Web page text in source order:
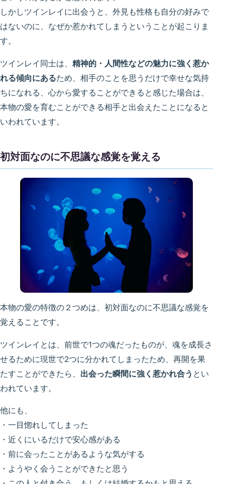
しかしツインレイに出会うと、外見も性格も自分の好みで
はないのに、なぜか惹かれてしまうということが起こりま
す。
ツインレイ同士は、 精神的・人間性などの魅力に強く惹か
れる傾向にあるため、相手のことを思うだけで幸せな気持
ちになれる、心から愛することができると感じた場合は、
本物の愛を育むことができる相手と出会えたことになると
いわれています。
初対面なのに不思議な感覚を覚える
本物の愛の特徴の２つめは、初対面なのに不思議な感覚を
覚えることです。
ツインレイとは、前世で1つの魂だったものが、魂を成長さ
せるために現世で2つに分かれてしまったため、再開を果
たすことができたら、 出会った瞬間に強く惹かれ合う とい
われています。
他にも、
・一目惚れしてしまった
・近くにいるだけで安心感がある
・前に会ったことがあるような気がする
・ようやく会うことができたと思う